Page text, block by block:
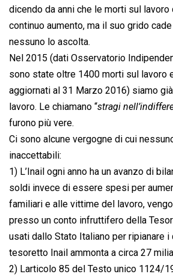
dicendo da anni che le morti sul lavoro
continuo aumento, ma il suo grido
nessuno lo ascolta.
Nel 2015 (dati Osservatorio
sono state oltre 1400 morti sul lavoro
aggiornati al 31 Marzo 2016) siamo
lavoro. Le chiamano “stragi
furono più vere.
Ci sono alcune vergogne di cui
inaccettabili:
1) L’Inail ogni anno ha un avanzo di
soldi invece di essere spesi per
familiari e alle vittime del lavoro,
presso un conto infruttifero della
usati dallo Stato Italiano per ripianare
tesoretto Inail ammonta a circa 27
2) Larticolo 85 del Testo unico 1124/